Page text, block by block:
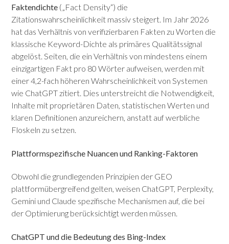
Faktendichte („Fact Density“) die
Zitationswahrscheinlichkeit massiv steigert. Im Jahr 2026
hat das Verhältnis von verifizierbaren Fakten zu Worten die
klassische Keyword-Dichte als primäres Qualitätssignal
abgelöst. Seiten, die ein Verhältnis von mindestens einem
einzigartigen Fakt pro 80 Wörter aufweisen, werden mit
einer 4,2-fach höheren Wahrscheinlichkeit von Systemen
wie ChatGPT zitiert. Dies unterstreicht die Notwendigkeit,
Inhalte mit proprietären Daten, statistischen Werten und
klaren Definitionen anzureichern, anstatt auf werbliche
Floskeln zu setzen.
Plattformspezifische Nuancen und Ranking-Faktoren
Obwohl die grundlegenden Prinzipien der GEO
plattformübergreifend gelten, weisen ChatGPT, Perplexity,
Gemini und Claude spezifische Mechanismen auf, die bei
der Optimierung berücksichtigt werden müssen.
ChatGPT und die Bedeutung des Bing-Index